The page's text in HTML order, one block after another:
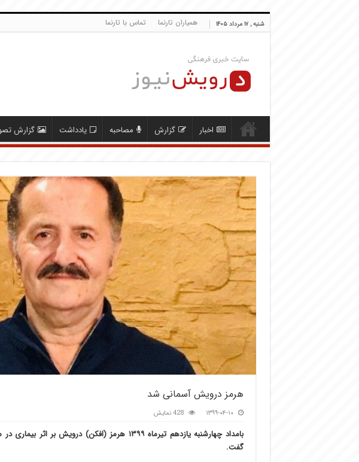
شنبه , ۱۷ مرداد ۱۴۰۵ همیاران تارنما تماس با تارنما
اخبار گزارش مصاحبه یادداشت گزارش
هرمز درویش آسمانی شد
۱۳۹۹-۰۴-۱۰ 428 نمایش
بامداد چهارشنبه یازدهم تیرماه ۱۳۹۹ هرمز (افکن)
گفت.